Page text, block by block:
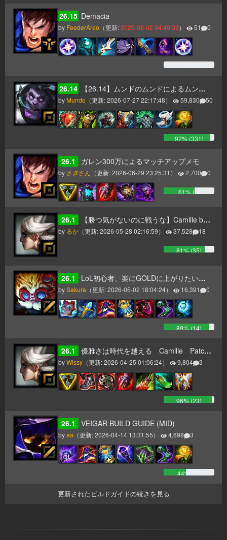
26.15 Demacia
by FeederAreo （更新:2026-08-02 04:49:39） 51 0
26.14 【26.14】ムンドのムンドによるムンドのためのムンドガイド
by Mundo （更新:2026-07-27 22:17:48） 59,830 50
92% (331)
26.1 ガレン300万によるマッチアップメモ
by さぎさん （更新:2026-06-29 23:25:31 ） 2,700 0
61% (6
26.1 【勝つ気がないのに戦うな】Camille build
by るか （更新:2026-05-28 02:16:59） 37,528 18
81% (35)
26.1 LoL初心者、楽にGOLDに上がりたい方へ送るレーン戦を勝ち抜くハイマーMIDガイド【パッチ17】
bySakura （更新:2026-05-02 18:04:24） 16,391 0
89% (14)
26.1 優雅さは時代を越える Camille Patch26.1～
byWissy （更新:2026-04-25 01:06:24） 9,804 3
96% (23)
26.1 VEIGAR BUILD GUIDE (MID)
byaa （更新:2026-04-14 13:31:55） 4,698 3
44% (
更新されたビルドガイドの続きを見る